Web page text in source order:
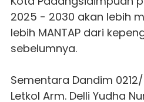
2025 - 2030 akan lebih
lebih MANTAP dari
sebelumnya.
Sementara Dandim 0212/
Letkol Arm. Delli Yudha